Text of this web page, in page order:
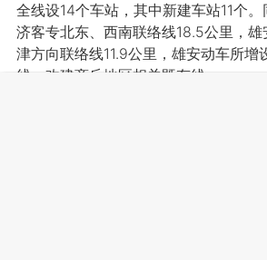
全线设14个车站，其中新建车站11个
济客专北东、西南联络线18.5公里，
津方向联络线11.9公里，雄安动车所增
线，改建商丘地区相关既有线。